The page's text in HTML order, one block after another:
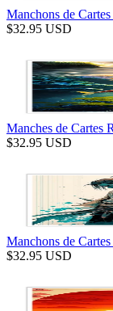
Manchons de
$32.95 USD
Manches de Cartes
$32.95 USD
Manchons de
$32.95 USD